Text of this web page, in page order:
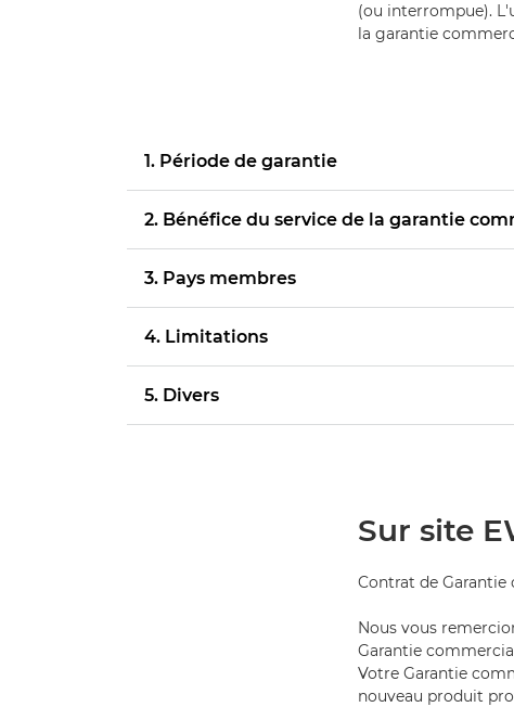
(ou interrompue).
la garantie
1. Période de garantie
2. Bénéfice du service de la garantie
3. Pays membres
4. Limitations
5. Divers
Sur site
Contrat de
Nous vous
Garantie
Votre Garantie
nouveau produit